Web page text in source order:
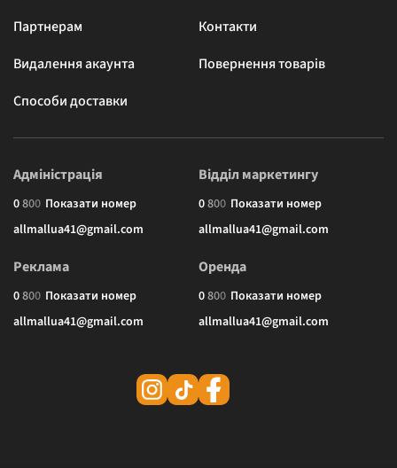
Партнерам
Контакти
Видалення акаунта
Повернення товарів
Способи доставки
Адміністрація
0800 Показати номер
allmallua41@gmail.com
Відділ маркетингу
0800 Показати номер
allmallua41@gmail.com
Реклама
0800 Показати номер
allmallua41@gmail.com
Оренда
0800 Показати номер
allmallua41@gmail.com